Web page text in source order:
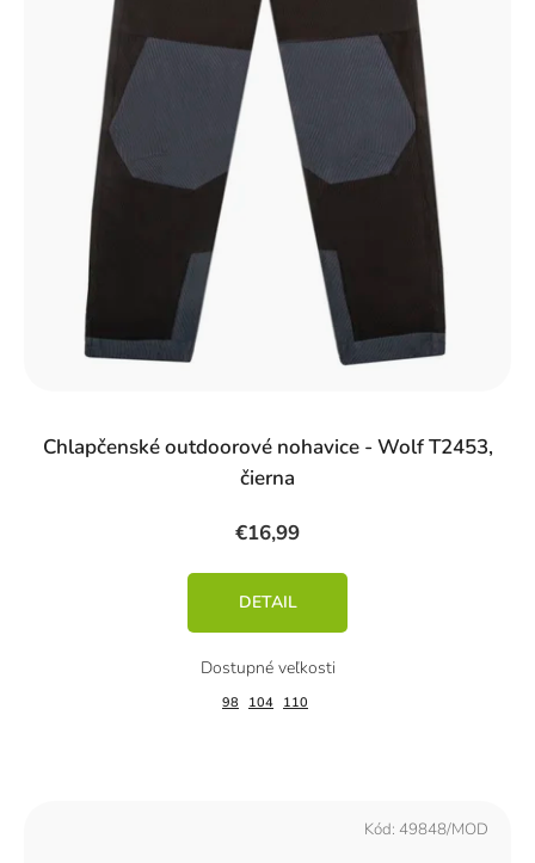
Chlapčenské outdoorové nohavice - Wolf T2453,
čierna
€16,99
DETAIL
98 104 110
Kód: 49848/MOD